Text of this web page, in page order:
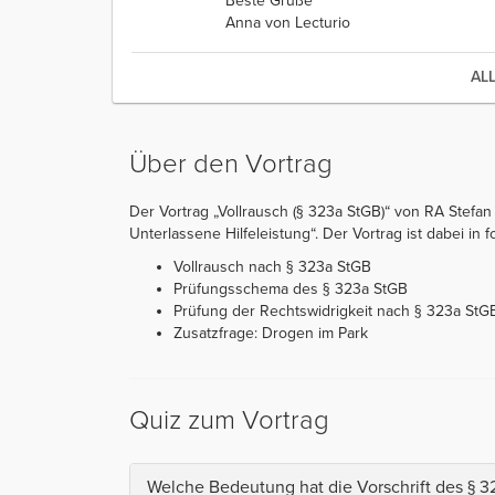
Anna von Lecturio
Über den Vortrag
Der Vortrag „Vollrausch (§ 323a StGB)“ von RA
Unterlassene Hilfeleistung“. Der Vortrag ist dabei in
Vollrausch nach § 323a StGB
Prüfungsschema des § 323a StGB
Prüfung der Rechtswidrigkeit nach § 323a
Zusatzfrage: Drogen im Park
Quiz zum Vortrag
Welche Bedeutung hat die Vorschrift des §